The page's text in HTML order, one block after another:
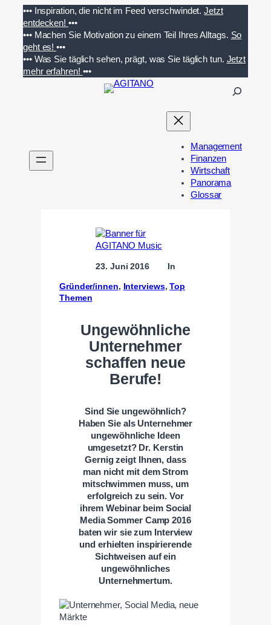
Inhalt
springen
••• Inspiration, die nicht im Feed verschwindet. Jetzt
entdecken! •••
••• Machen Sie Motivation zu einem Teil Ihres Alltags. So
geht es!•••
••• Was Sie täglich sehen, prägt, was Sie täglich tun. Jetzt
mehr erfahren! •••
n
Management
Finanzen
Wirtschaft
Panorama
Glossar
23. Juni 2016 In
Gründer/innen, Interviews, Top
Themen
Ungewöhnliche
Unternehmer
schaffen neue
Berufe!
Sind Sie ungewöhnlich?
Haben Sie als Unternehmer
ungewöhnliche Ideen
umgesetzt? Dr. Kerstin
Gernig zeigt Ihnen, dass
man nicht mit dem Strom
mitschwimmen muss, um
erfolgreich zu sein. Vor
ihrem Webinar beim Social
Media Sommer Camp 2016
baten wir sie zum Interview
und erhielten inspirierende
Sichtweisen auf ein
ungewöhnliches
Unternehmertum.